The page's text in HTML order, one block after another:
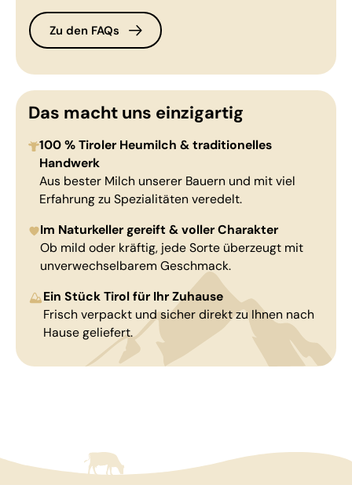
Zu den FAQs
Das macht uns einzigartig
100 % Tiroler Heumilch & traditionelles
Handwerk
Aus bester Milch unserer Bauern und mit viel
Erfahrung zu Spezialitäten veredelt.
Im Naturkeller gereift & voller Charakter
Ob mild oder kräftig, jede Sorte überzeugt mit
unverwechselbarem Geschmack.
Ein Stück Tirol für Ihr Zuhause
Frisch verpackt und sicher direkt zu Ihnen nach
Hause geliefert.